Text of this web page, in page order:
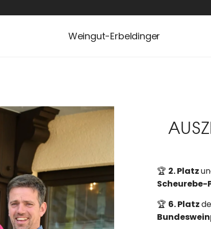
Weingut-Erbeldinger
🏆 2. Platz
Scheurebe-
🏆 6. Platz